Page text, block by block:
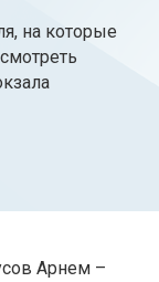
на которые
Арнем –